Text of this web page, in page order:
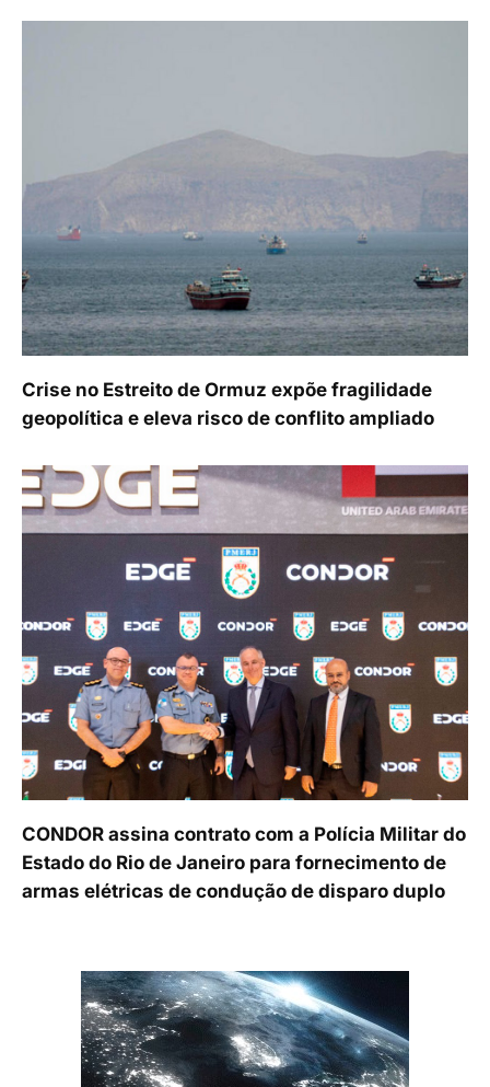
Crise no Estreito de Ormuz expõe fragilidade
geopolítica e eleva risco de conflito ampliado
CONDOR assina contrato com a Polícia Militar do
Estado do Rio de Janeiro para fornecimento de
armas elétricas de condução de disparo duplo